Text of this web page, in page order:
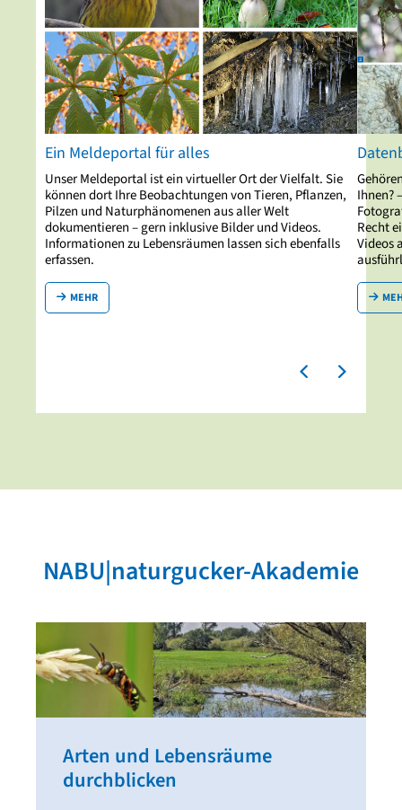
Ein Meldeportal für alles
Unser Meldeportal ist ein virtueller Ort der Vielfalt. Sie
können dort Ihre Beobachtungen von Tieren, Pflanzen,
Pilzen und Naturphänomenen aus aller Welt
dokumentieren – gern inklusive Bilder und Videos.
Informationen zu Lebensräumen lassen sich ebenfalls
erfassen.
MEHR
Ihnen?
Recht
Videos
NABU|naturgucker-Akademie
Arten und Lebensräume
durchblicken